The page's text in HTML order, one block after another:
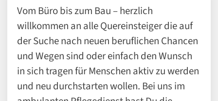
Vom Büro bis zum Bau – herzlich
willkommen an alle Quereinsteiger die auf
der Suche nach neuen beruflichen Chancen
und Wegen sind oder einfach den Wunsch
in sich tragen für Menschen aktiv zu werden
und neu durchstarten wollen. Bei uns im